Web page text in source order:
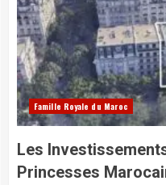
Famille Royale du Maroc
Les
Princesses